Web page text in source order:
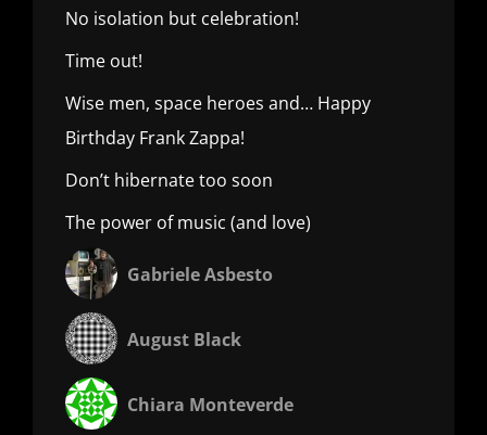
No isolation but celebration!
Time out!
Wise men, space heroes and… Happy
Birthday Frank Zappa!
Don’t hibernate too soon
The power of music (and love)
Gabriele Asbesto
August Black
Chiara Monteverde